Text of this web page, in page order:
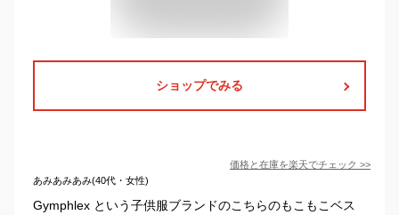
ショップでみる
価格と在庫を楽天でチェック >>
あみあみあみ(40代・女性)
Gymphlex という子供服ブランドのこちらのもこもこベス